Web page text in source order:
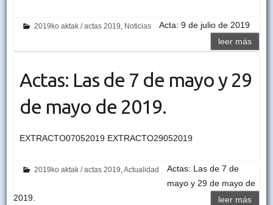
2019ko aktak / actas 2019 Noticias
Acta: 9 de julio de 2019
leer más
Actas: Las de 7 de mayo y 29
de mayo de 2019.
EXTRACTO07052019 EXTRACTO29052019
2019ko aktak / actas 2019 ,Actualidad
Actas: Las de 7 de
mayo y 29 de mayo de
2019.
leer más